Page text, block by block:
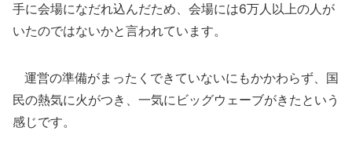
手に会場になだれ込んだため、会場には6万人以上の人が
いたのではないかと言われています。
運営の準備がまったくできていないにもかかわらず、国
民の熱気に火がつき、一気にビッグウェーブがきたという
感じです。